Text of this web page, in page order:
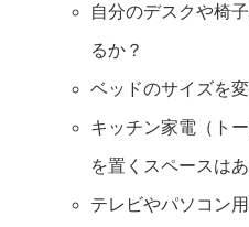
自分のデスクや椅
るか？
ベッドのサイズを
キッチン家電（ト
を置くスペースは
テレビやパソコン